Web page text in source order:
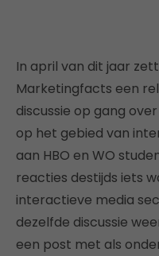
In april van dit jaar
Marketingfacts een
discussie op gang
op het gebied van
aan HBO en WO
reacties destijds iets
interactieve media
dezelfde discussie
een post met als